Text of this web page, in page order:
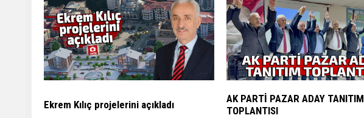
Ekrem Kılıç projelerini açıkladı
AK PARTİ PAZAR ADAY TANITIM
TOPLANTISI